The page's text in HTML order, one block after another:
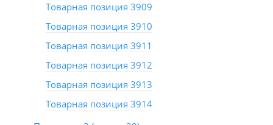
Товарная позиция 3909
Товарная позиция 3910
Товарная позиция 3911
Товарная позиция 3912
Товарная позиция 3913
Товарная позиция 3914